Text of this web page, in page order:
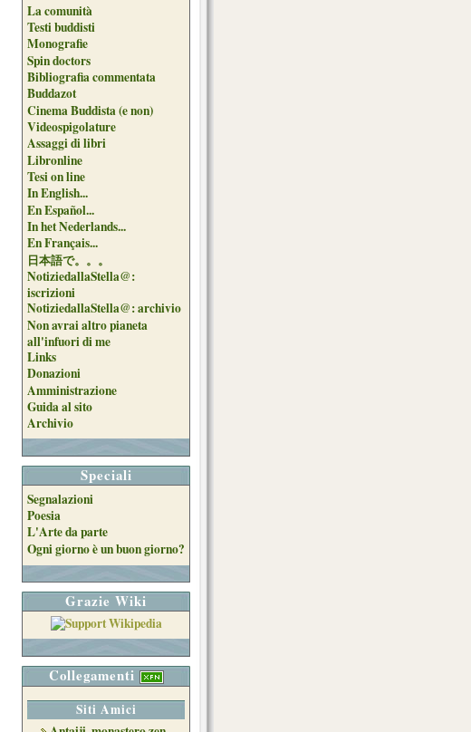
La comunità
Testi buddisti
Monografie
Spin doctors
Bibliografia commentata
Buddazot
Cinema Buddista (e non)
Videospigolature
Assaggi di libri
Libronline
Tesi on line
In English...
En Español...
In het Nederlands...
En Français...
日本語で。。。
NotiziedallaStella@:
iscrizioni
NotiziedallaStella@: archivio
Non avrai altro pianeta
all'infuori di me
Links
Donazioni
Amministrazione
Guida al sito
Archivio
Speciali
Segnalazioni
Poesia
L'Arte da parte
Ogni giorno è un buon giorno?
Grazie Wiki
Collegamenti
Siti Amici